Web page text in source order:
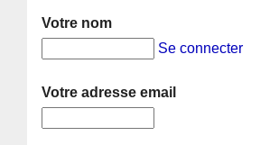
Votre nom
Se connecter
Votre adresse email